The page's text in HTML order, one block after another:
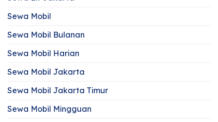
Sewa Mobil
Sewa Mobil Bulanan
Sewa Mobil Harian
Sewa Mobil Jakarta
Sewa Mobil Jakarta Timur
Sewa Mobil Mingguan